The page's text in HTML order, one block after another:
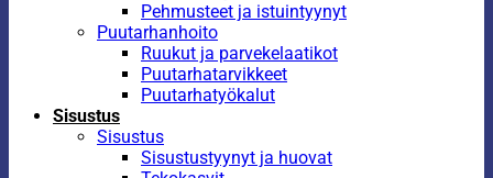
Pehmusteet ja istuintyynyt
Puutarhanhoito
Ruukut ja parvekelaatikot
Puutarhatarvikkeet
Puutarhatyökalut
Sisustus
Sisustus
Sisustustyynyt ja huovat